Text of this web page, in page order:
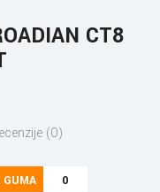
CT8
(0)
0